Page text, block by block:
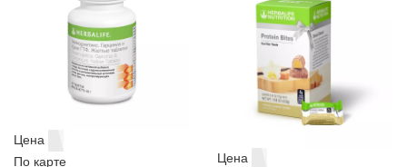
Цена
По карте
Цена